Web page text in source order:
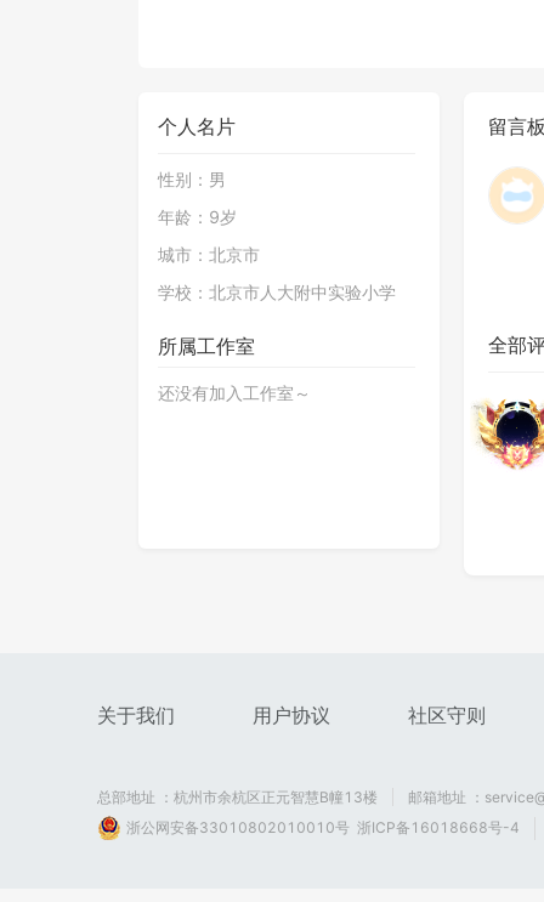
183
个人名片
性别： 男
年龄： 9岁
城市： 北京市
学校： 北京市人大附中实验小学
所属工作室
还没有加入工作室～
留言
全部
关于我们 用户协议 社区守则
总部地址 ：杭州市余杭区正元智慧B幢13楼
邮箱地址 ：
浙公网安备33010802010010号 浙ICP备16018668号-4